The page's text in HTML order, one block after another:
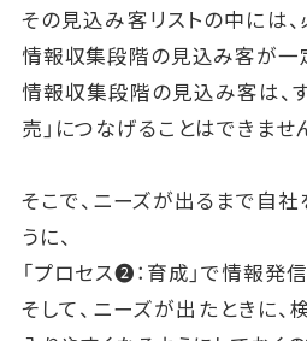
その見込み客リストの中には、
情報収集段階の見込み客が一
情報収集段階の見込み客は、
売」につなげることはできませ
そこで、ニーズが出るまで自
うに、
「プロセス❷：育成」で情報発
そして、ニーズが出たときに